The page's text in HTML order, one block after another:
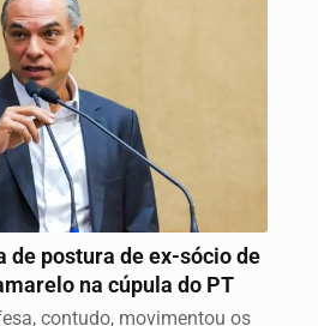
de postura de ex-sócio de
na cúpula do PT
contudo, movimentou os